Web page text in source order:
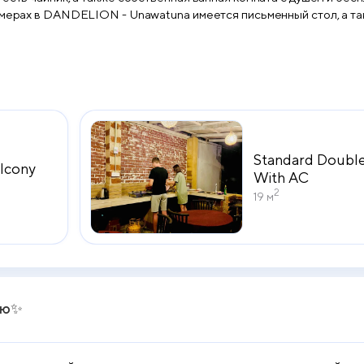
- Unawatuna имеется письменный стол, а также установлен
Standard
With AC
19 м2